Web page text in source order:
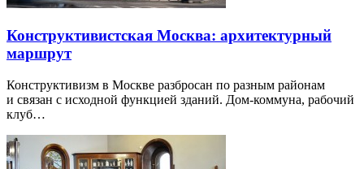
Конструктивистская Москва: архитектурный
маршрут
Конструктивизм в Москве разбросан по разным районам
и связан с исходной функцией зданий. Дом-коммуна, рабочий
клуб…